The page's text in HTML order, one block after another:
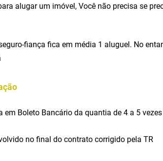
alugar um imóvel, Você não precisa se
fiança fica em média 1 aluguel. No
em Boleto Bancário da quantia de 4 a 5
no final do contrato corrigido pela TR